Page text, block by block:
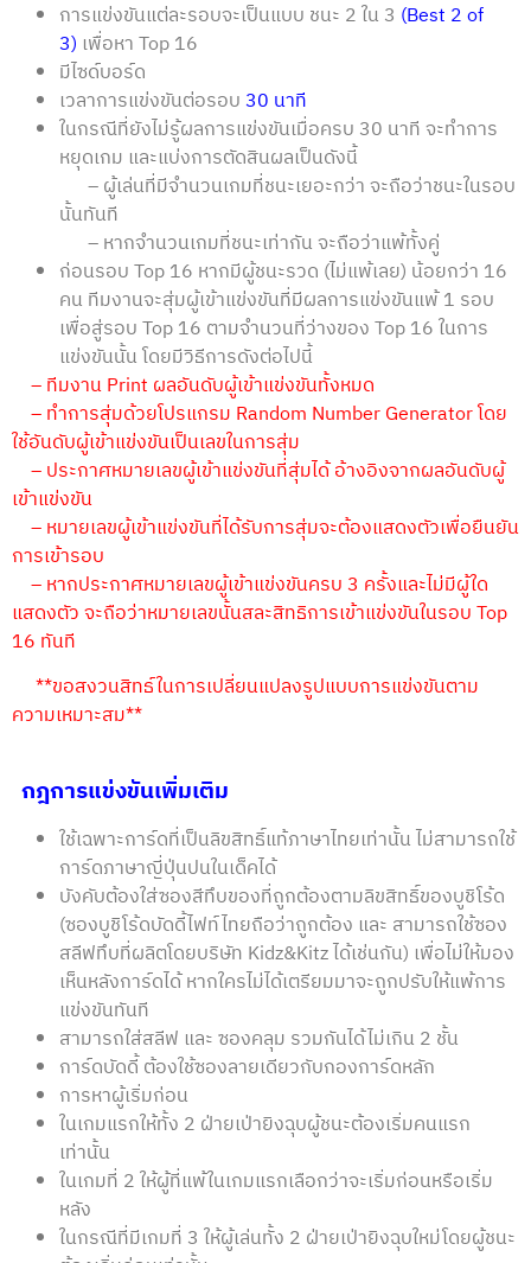
การแข่งขันแต่ละรอบจะเป็นแบบ ชนะ 2 ใน 3 (Best 2 of
3) เพื่อหา Top 16
มีไซด์บอร์ด
เวลาการแข่งขันต่อรอบ30 นาที
ในกรณีที่ยังไม่รู้ผลการแข่งขันเมื่อครบ 30 นาที จะทำการ
หยุดเกม และแบ่งการตัดสินผลเป็นดังนี้
– ผู้เล่นที่มีจำนวนเกมที่ชนะเยอะกว่า จะถือว่าชนะในรอบ
นั้นทันที
– หากจำนวนเกมที่ชนะเท่ากัน จะถือว่าแพ้ทั้งคู่
ก่อนรอบ Top 16 หากมีผู้ชนะรวด (ไม่แพ้เลย) น้อยกว่า 16
คน ทีมงานจะสุ่มผู้เข้าแข่งขันที่มีผลการแข่งขันแพ้ 1 รอบ
เพื่อสู่รอบ Top 16 ตามจำนวนที่ว่างของ Top 16 ในการ
แข่งขันนั้น โดยมีวิธีการดังต่อไปนี้
– ทีมงาน Print ผลอันดับผู้เข้าแข่งขันทั้งหมด
–ทำการสุ่มด้วยโปรแกรม Random Number Generator โดย
ใช้อันดับผู้เข้าแข่งขันเป็นเลขในการสุ่ม
–ประกาศหมายเลขผู้เข้าแข่งขันที่สุ่มได้ อ้างอิงจากผลอันดับผู้
เข้าแข่งขัน
–หมายเลขผู้เข้าแข่งขันที่ได้รับการสุ่มจะต้องแสดงตัวเพื่อยืนยัน
การเข้ารอบ
–หากประกาศหมายเลขผู้เข้าแข่งขันครบ 3 ครั้งและไม่มีผู้ใด
แสดงตัว จะถือว่าหมายเลขนั้นสละสิทธิการเข้าแข่งขันในรอบ Top
16 ทันที
**ขอสงวนสิทธ์ในการเปลี่ยนแปลงรูปแบบการแข่งขันตาม
ความเหมาะสม**
กฎการแข่งขันเพิ่มเติม
ใช้เฉพาะการ์ดที่เป็นลิขสิทธิ์แท้ภาษาไทยเท่านั้น ไม่สามารถใช้
การ์ดภาษาญี่ปุ่นปนในเด็คได้
บังคับต้องใส่ซองสีทึบของที่ถูกต้องตามลิขสิทธิ์ของบูชิโร้ด
(ซองบูชิโร้ดบัดดี้ไฟท์ไทยถือว่าถูกต้อง และ สามารถใช้ซอง
สลีฟทึบที่ผลิตโดยบริษัท Kidz&Kitz ได้เช่นกัน) เพื่อไม่ให้มอง
เห็นหลังการ์ดได้ หากใครไม่ได้เตรียมมาจะถูกปรับให้แพ้การ
แข่งขันทันที
สามารถใส่สลีฟ และ ซองคลุม รวมกันได้ไม่เกิน 2 ชั้น
การ์ดบัดดี้ ต้องใช้ซองลายเดียวกับกองการ์ดหลัก
การหาผู้เริ่มก่อน
ในเกมแรกให้ทั้ง 2 ฝ่ายเป่ายิงฉุบผู้ชนะต้องเริ่มคนแรก
เท่านั้น
ในเกมที่ 2 ให้ผู้ที่แพ้ในเกมแรกเลือกว่าจะเริ่มก่อนหรือเริ่ม
หลัง
ในกรณีที่มีเกมที่ 3 ให้ผู้เล่นทั้ง 2 ฝ่ายเป่ายิงฉุบใหม่โดยผู้ชนะ